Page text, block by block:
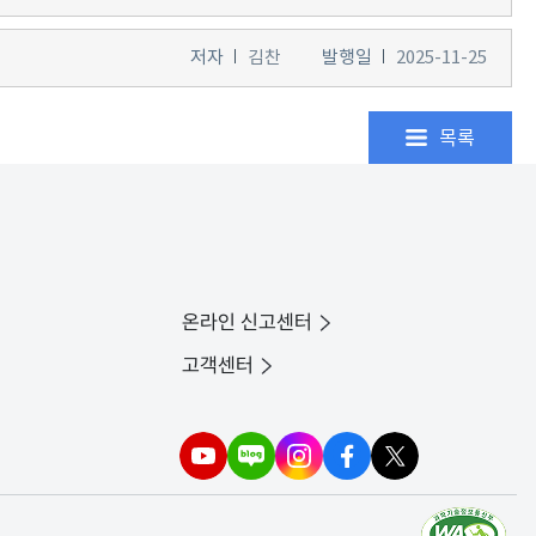
저자 김찬 발행일 2025-11-25
목록
온라인 신고센터
고객센터